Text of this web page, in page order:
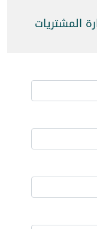
المشتريات